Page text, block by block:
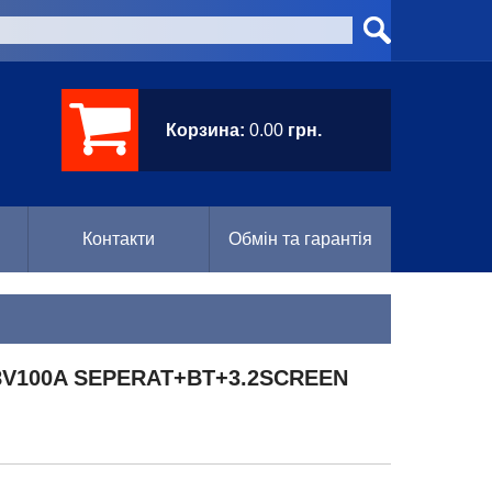
Корзина: 0.00 грн.
Контакти Обмін та гарантія
SEPERAT+BT+3.2SCREEN